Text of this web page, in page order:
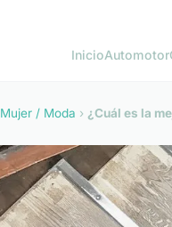
InicioAutomotor
Mujer / Moda › ¿Cuál es la